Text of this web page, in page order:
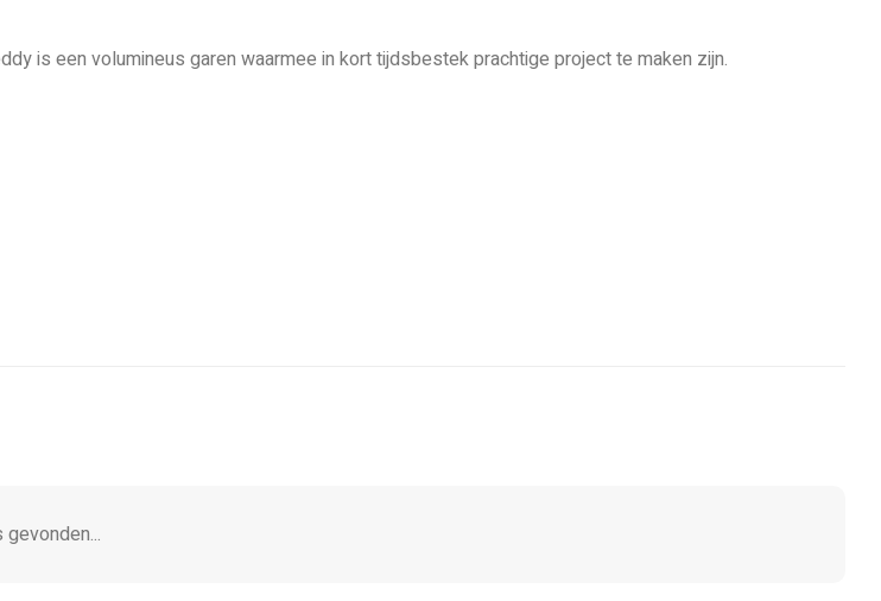
is een volumineus garen waarmee in kort tijdsbestek prachtige project te maken zijn.